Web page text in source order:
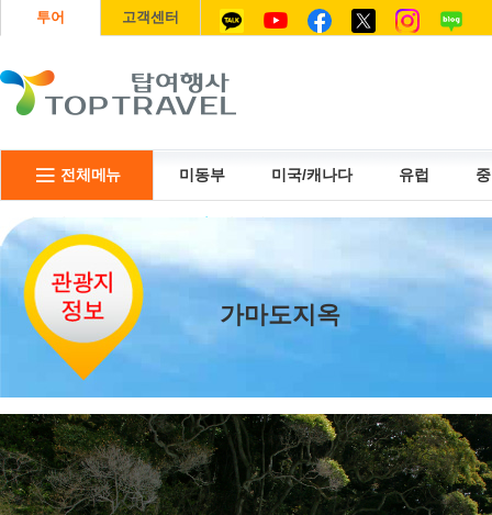
투어 고객센터
전체메뉴 미동부 미국/캐나다 유럽
리무진
가마도지옥